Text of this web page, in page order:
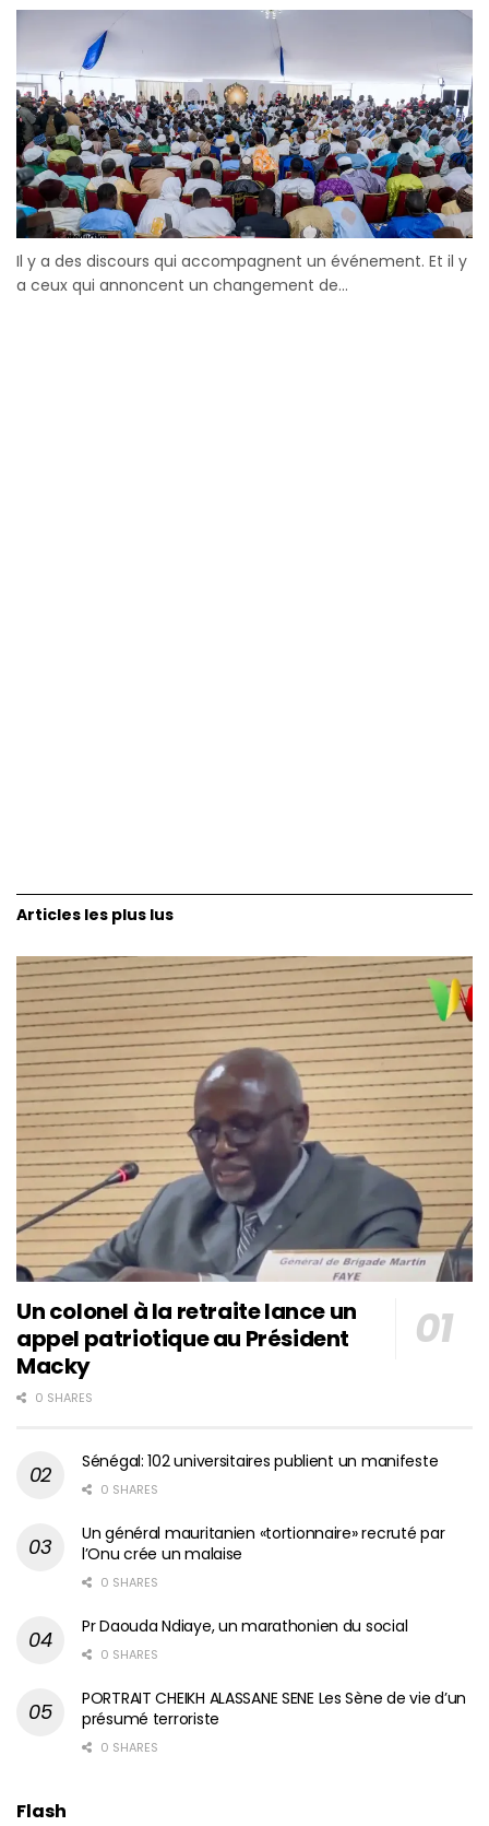
Il y a des discours qui accompagnent un événement. Et il y
a ceux qui annoncent un changement de...
Articles les plus lus
Un colonel à la retraite lance un
appel patriotique au Président
Macky
0 SHARES
Sénégal: 102 universitaires publient un manifeste
0 SHARES
Un général mauritanien «tortionnaire» recruté par
l’Onu crée un malaise
0 SHARES
Pr Daouda Ndiaye, un marathonien du social
0 SHARES
PORTRAIT CHEIKH ALASSANE SENE Les Sène de vie d’un
présumé terroriste
0 SHARES
Flash